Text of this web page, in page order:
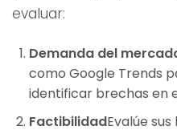
evaluar:
Demanda del
como Google Trends
identificar brechas en
FactibilidadEvalúe